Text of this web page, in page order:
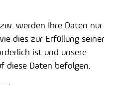
werden Ihre Daten nur
dies zur Erfüllung seiner
ist und unsere
diese Daten befolgen.